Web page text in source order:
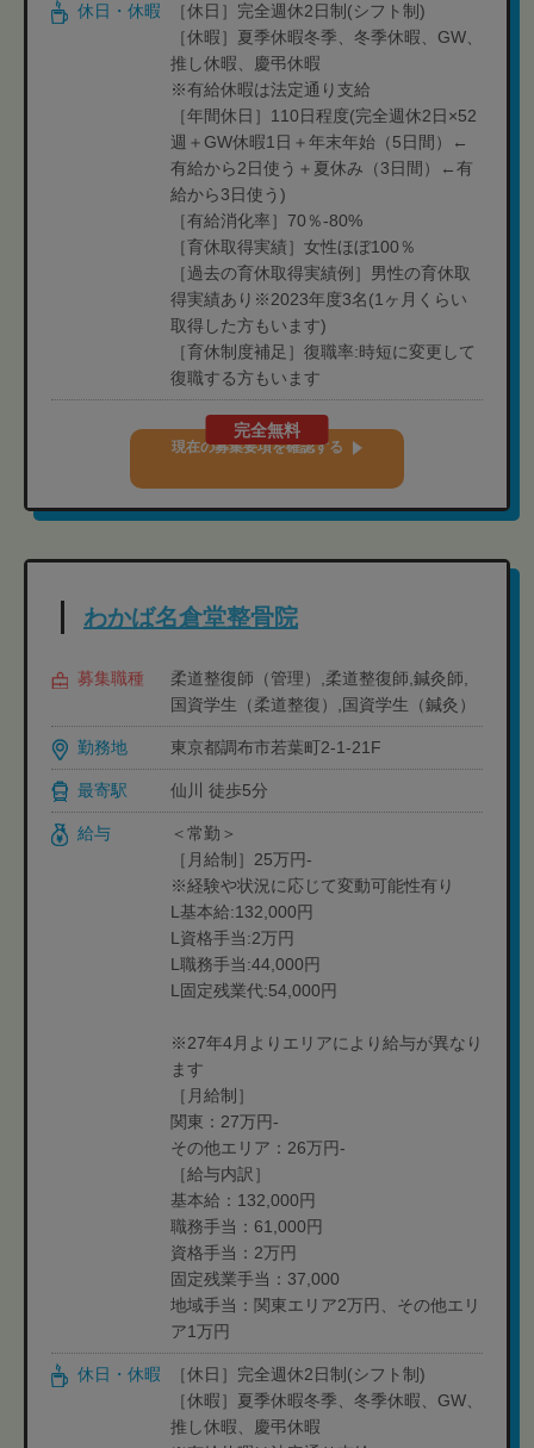
休日・休暇
［休日］完全週休2日制(シフト制)
［休暇］夏季休暇冬季、冬季休暇、GW、
推し休暇、慶弔休暇
※有給休暇は法定通り支給
［年間休日］110日程度(完全週休2日×52
週＋GW休暇1日＋年末年始（5日間）←
有給から2日使う＋夏休み（3日間）←有
給から3日使う)
［有給消化率］70％-80%
［育休取得実績］女性ほぼ100％
［過去の育休取得実績例］男性の育休取
得実績あり※2023年度3名(1ヶ月くらい
取得した方もいます)
［育休制度補足］復職率:時短に変更して
復職する方もいます
完全無料
現在の募集要項を確認する
わかば名倉堂整骨院
募集職種
柔道整復師（管理）,柔道整復師,鍼灸師,
国資学生（柔道整復）,国資学生（鍼灸）
勤務地 東京都調布市若葉町2-1-21F
最寄駅 仙川 徒歩5分
給与
＜常勤＞
［月給制］25万円-
※経験や状況に応じて変動可能性有り
L基本給:132,000円
L資格手当:2万円
L職務手当:44,000円
L固定残業代:54,000円
※27年4月よりエリアにより給与が異なり
ます
［月給制］
関東：27万円-
その他エリア：26万円-
［給与内訳］
基本給：132,000円
職務手当：61,000円
資格手当：2万円
固定残業手当：37,000
地域手当：関東エリア2万円、その他エリ
ア1万円
休日・休暇
［休日］完全週休2日制(シフト制)
［休暇］夏季休暇冬季、冬季休暇、GW、
推し休暇、慶弔休暇